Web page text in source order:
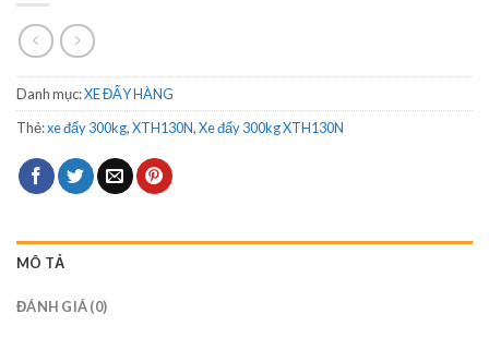
Danh mục:XE ĐẨY HÀNG
Thẻ:xe đẩy 300kg,XTH130N,Xe đẩy 300kg XTH130N
MÔ TẢ
ĐÁNH GIÁ (0)